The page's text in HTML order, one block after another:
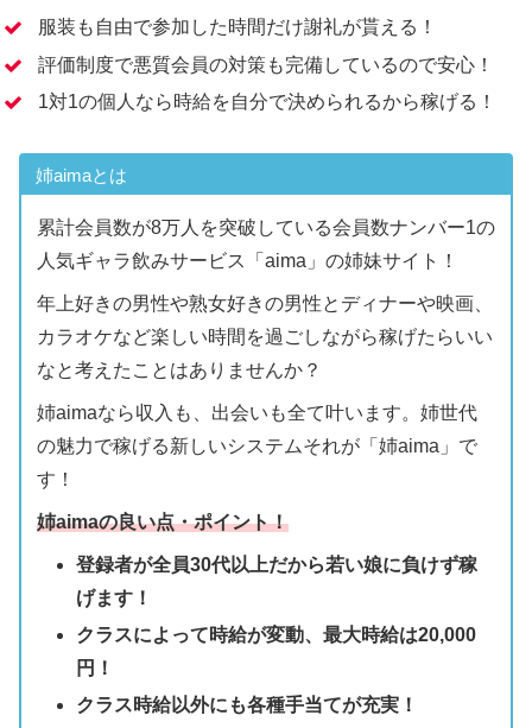
服装も自由で参加した時間だけ謝礼が貰える！
評価制度で悪質会員の対策も完備しているので安心！
1対1の個人なら時給を自分で決められるから稼げる！
姉aimaとは
累計会員数が8万人を突破している会員数ナンバー1の
人気ギャラ飲みサービス「aima」の姉妹サイト！
年上好きの男性や熟女好きの男性とディナーや映画、
カラオケなど楽しい時間を過ごしながら稼げたらいい
なと考えたことはありませんか？
姉aimaなら収入も、出会いも全て叶います。姉世代
の魅力で稼げる新しいシステムそれが「姉aima」で
す！
姉aimaの良い点・ポイント！
登録者が全員30代以上だから若い娘に負けず稼
げます！
クラスによって時給が変動、最大時給は20,000
円！
クラス時給以外にも各種手当てが充実！